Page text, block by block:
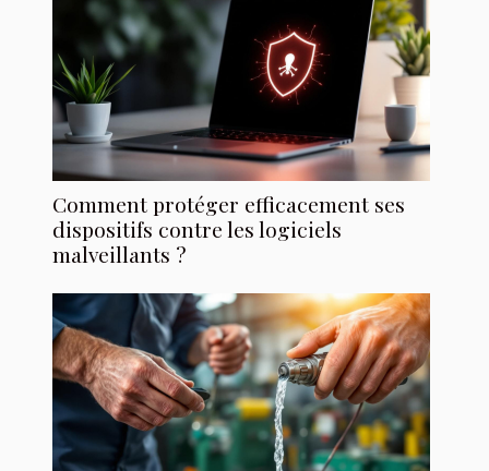
Comment protéger efficacement ses
dispositifs contre les logiciels
malveillants ?